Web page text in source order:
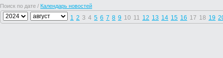
Поиск по дате / Календарь новостей
1 2 3 4 5 6 7 8 9 10 11 12 13 14 15 16 17 18 19